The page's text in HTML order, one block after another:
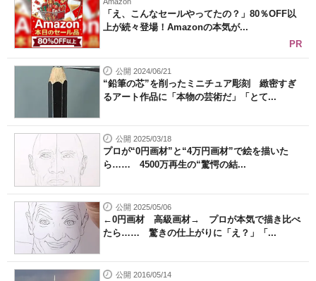
「え、こんなセールやってたの？」80％OFF以
上が続々登場！Amazonの本気が...
PR
公開 2024/06/21
“鉛筆の芯”を削ったミニチュア彫刻 緻密すぎ
るアート作品に「本物の芸術だ」「とて...
公開 2025/03/18
プロが“0円画材”と“4万円画材”で絵を描いた
ら…… 4500万再生の“驚愕の結...
公開 2025/05/06
←0円画材 高級画材→ プロが本気で描き比べ
たら…… 驚きの仕上がりに「え？」「...
公開 2016/05/14